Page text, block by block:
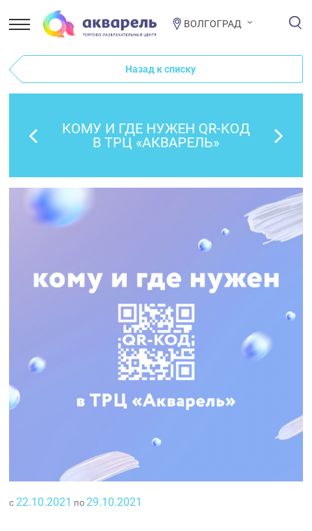
ВОЛГОГРАД
Назад к списку
КОМУ И ГДЕ НУЖЕН QR-КОД
В ТРЦ «АКВАРЕЛЬ»
с 22.10.2021 по 29.10.2021